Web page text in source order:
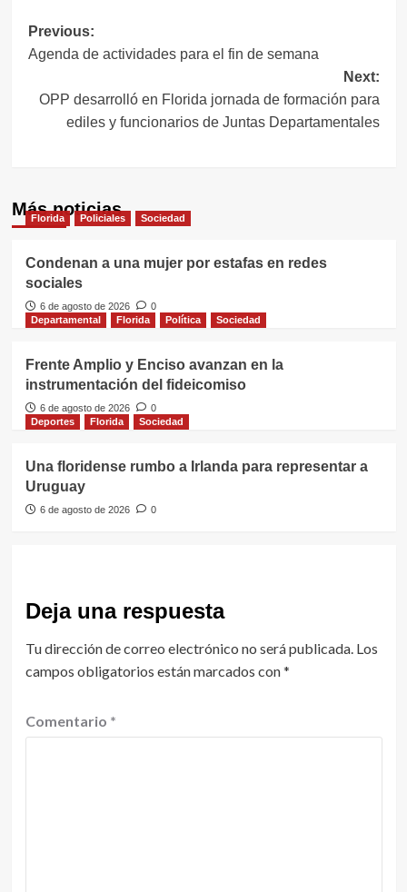
Navegación
de
entradas
Previous:
Agenda de actividades para el fin de semana
Next:
OPP desarrolló en Florida jornada de formación para
ediles y funcionarios de Juntas Departamentales
Más noticias
Florida Policiales Sociedad
Condenan a una mujer por estafas en redes
sociales
6 de agosto de 2026
0
Departamental
Florida Política Sociedad
Frente Amplio y Enciso avanzan en la
instrumentación del fideicomiso
6 de agosto de 2026
0
Deportes
Florida Sociedad
Una floridense rumbo a Irlanda para representar a
Uruguay
6 de agosto de 2026 0
Deja una respuesta
Tu dirección de correo electrónico no será publicada. Los
campos obligatorios están marcados con*
Comentario *